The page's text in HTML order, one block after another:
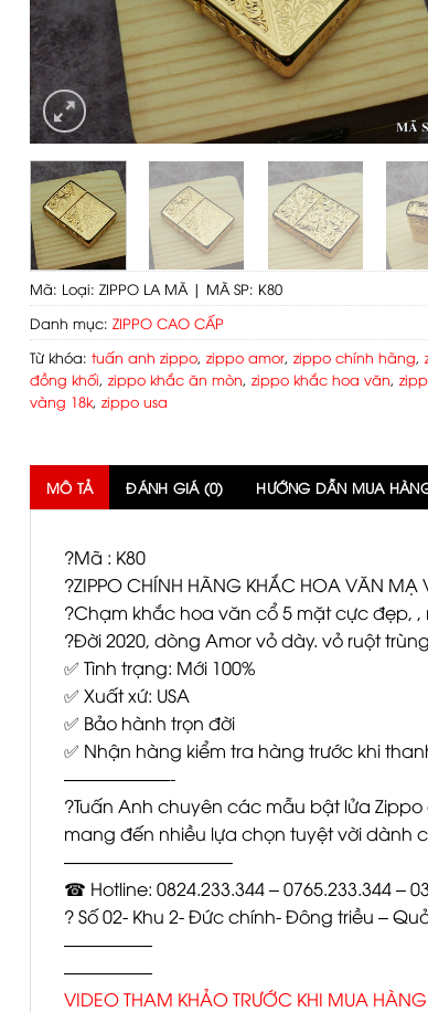
Mã: Loại: ZIPPO LA MÃ | MÃ SP: K80
Danh mục: ZIPPO CAO CẤP
Từ khóa: tuấn anh zippo, zippo amor, zippo chính hãng,
đồng khối, zippo khắc ăn mòn, zippo khắc hoa văn,
vàng 18k, zippo usa
MÔ TẢ ĐÁNH GIÁ (0) HƯỚNG DẪN MUA
?Mã : K80
?ZIPPO CHÍNH HÃNG KHẮC HOA VĂN MẠ
?Chạm khắc hoa văn cổ 5 mặt cực đẹp,
?Đời 2020, dòng Amor vỏ dày. vỏ ruột
✅ Tình trạng: Mới 100%
✅ Xuất xứ: USA
✅ Bảo hành trọn đời
✅ Nhận hàng kiểm tra hàng trước khi
——————-
?Tuấn Anh chuyên các mẫu bật lửa
mang đến nhiều lựa chọn tuyệt vời dành
—————————–
☎ Hotline: 0824.233.344 – 0765.233.344 –
? Số 02- Khu 2- Đức chính- Đông triều –
—————
—————
VIDEO THAM KHẢO TRƯỚC KHI MUA HÀNG